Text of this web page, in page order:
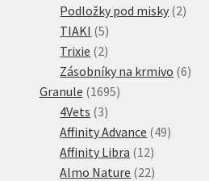
produkt
Podložky pod misky 22
TIAKI 55
produktů
Trixie 22
produkty
Zásobníky na krmivo 66
Granule 16951695
4Vets 33
produkty
Affinity Advance 4949
Affinity Libra 1212
produktů
Almo Nature 2222